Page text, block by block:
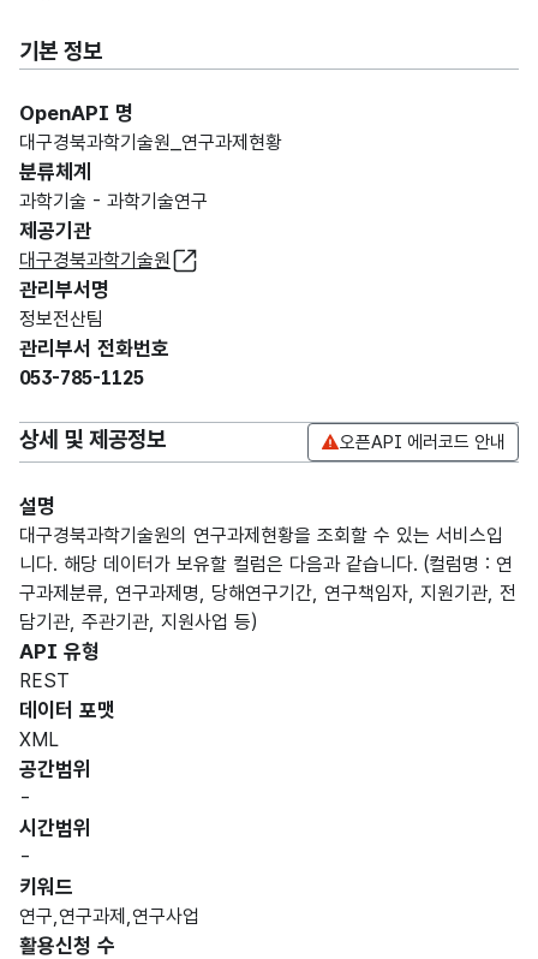
기본 정보
OpenAPI 명
대구경북과학기술원_연구과제현황
분류체계
과학기술 - 과학기술연구
제공기관
대구경북과학기술원
관리부서명
정보전산팀
관리부서 전화번호
053-785-1125
상세 및 제공정보 오픈API 에러코드 안내
설명
대구경북과학기술원의 연구과제현황을 조회할 수 있는 서비스입
니다. 해당 데이터가 보유할 컬럼은 다음과 같습니다. (컬럼명 : 연
구과제분류, 연구과제명, 당해연구기간, 연구책임자, 지원기관, 전
담기관, 주관기관, 지원사업 등)
API 유형
REST
데이터 포맷
XML
공간범위
-
시간범위
-
키워드
연구,연구과제,연구사업
활용신청 수